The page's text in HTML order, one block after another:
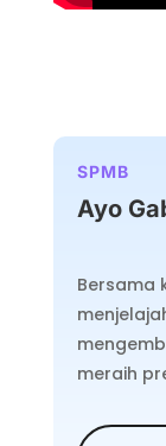
SPMB
Ayo
Bersama
meraih